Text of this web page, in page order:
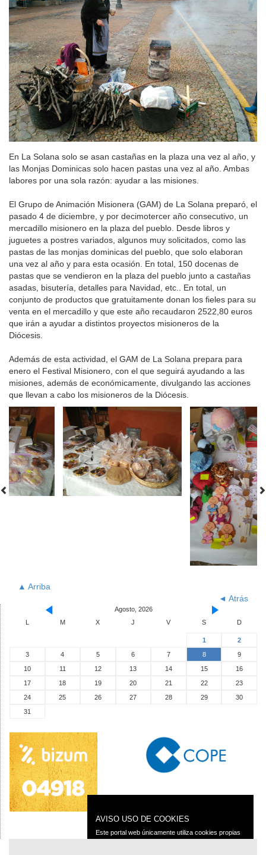
En La Solana solo se asan castañas en la plaza una vez al año, y
las Monjas Dominicas solo hacen pastas una vez al año. Ambas
labores por una sola razón: ayudar a las misiones.
El Grupo de Animación Misionera (GAM) de La Solana preparó, el
pasado 4 de diciembre, y por decimotercer año consecutivo, un
mercadillo misionero en la plaza del pueblo. Desde libros y
juguetes a postres variados, algunos muy solicitados, como las
pastas de las monjas dominicas del pueblo, que solo elaboran
una vez al año y para esta ocasión. En total, 150 docenas de
pastas que se vendieron en la plaza del pueblo junto a castañas
asadas, bisutería, detalles para Navidad, etc.. En total, un
conjunto de productos que gratuitamente donan los fieles para su
venta en el mercadillo y que este año recaudaron 2522,80 euros
que irán a ayudar a distintos proyectos misioneros de la
Diócesis.
Además de esta actividad, el GAM de La Solana prepara para
enero el Festival Misionero, con el que seguirá ayudando a las
misiones, además de económicamente, divulgando las acciones
que llevan a cabo los misioneros de la Diócesis.
▲ Arriba
◄ Atrás
Agosto, 2026
L
M X J V S D
1
2
3
4 5 6 7 8
9
10
11 12 13 14 15
16
17
18 19 20 21 22
23
24
25 26 27 28 29
30
31
AVISO USO DE COOKIES
Este portal web únicamente utiliza cookies propias